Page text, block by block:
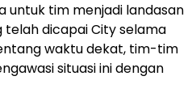
untuk tim menjadi landasan
dicapai City selama
waktu dekat, tim-tim
situasi ini dengan